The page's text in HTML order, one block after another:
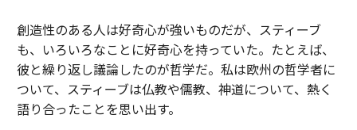
創造性のある人は好奇心が強いものだが、スティーブ
も、いろいろなことに好奇心を持っていた。たとえば、
彼と繰り返し議論したのが哲学だ。私は欧州の哲学者に
ついて、スティーブは仏教や儒教、神道について、熱く
語り合ったことを思い出す。